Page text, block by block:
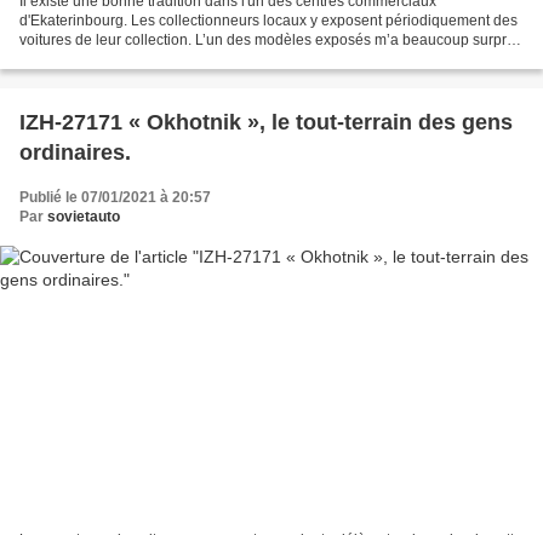
d'Ekaterinbourg. Les collectionneurs locaux y exposent périodiquement des
voitures de leur collection. L’un des modèles exposés m’a beaucoup surpris
IZH-27171 « Okhotnik », le tout-terrain des gens
ordinaires.
Publié le 07/01/2021 à 20:57
Par sovietauto